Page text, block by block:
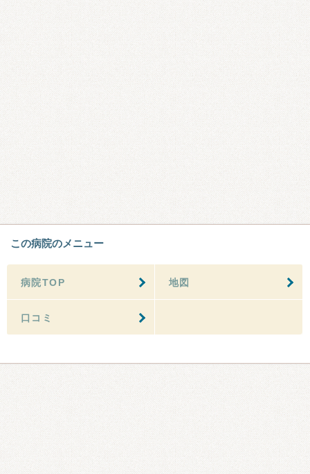
この病院のメニュー
病院TOP 地図
口コミ